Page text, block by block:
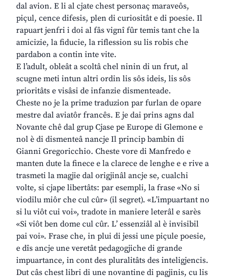
dal avion. E li al cjate chest personaç maraveôs,
piçul, cence difesis, plen di curiositât e di poesie. Il
rapuart jenfri i doi al fâs vignî fûr temis tant che la
amicizie, la fiducie, la riflession su lis robis che
pardabon a contin inte vite.
E l’adult, obleât a scoltâ chel ninin di un frut, al
scugne meti intun altri ordin lis sôs ideis, lis sôs
prioritâts e visâsi de infanzie dismenteade.
Cheste no je la prime traduzion par furlan de opare
mestre dal aviatôr francês. E je dai prins agns dal
Novante chê dal grup Cjase pe Europe di Glemone e
nol è di dismenteâ nancje Il princip bambin di
Gianni Gregoricchio. Cheste vore di Manfredo e
manten dute la finece e la clarece de lenghe e e rive a
trasmeti la magjie dal origjinâl ancje se, cualchi
volte, si cjape libertâts: par esempli, la frase «No si
viodilu miôr che cul cûr» (il segret). «L’impuartant no
si lu viôt cui voi», tradote in maniere leterâl e sarès
«Si viôt ben dome cul cûr. L’ essenziâl al è invisibil
pai voi». Frase che, in plui di jessi une piçule poesie,
e dîs ancje une veretât pedagogjiche di grande
impuartance, in cont des pluralitâts des inteligjencis.
Dut câs chest libri di une novantine di pagjinis, cu lis